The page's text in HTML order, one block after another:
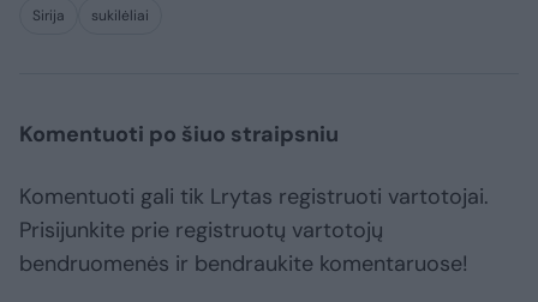
Sirija sukilėliai
Komentuoti po šiuo straipsniu
Komentuoti gali tik Lrytas registruoti vartotojai.
Prisijunkite prie registruotų vartotojų
bendruomenės ir bendraukite komentaruose!